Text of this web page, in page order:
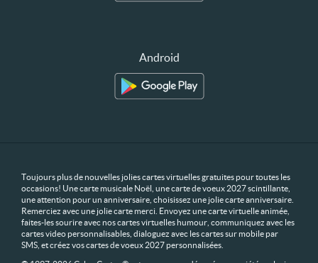
Android
Toujours plus de nouvelles jolies cartes virtuelles gratuites pour toutes les
occasions! Une carte musicale Noël, une carte de voeux 2027 scintillante,
une attention pour un anniversaire, choisissez une jolie carte anniversaire.
Remerciez avec une jolie carte merci. Envoyez une carte virtuelle animée,
faites-les sourire avec nos cartes virtuelles humour, communiquez avec les
cartes video personnalisables, dialoguez avec les cartes sur mobile par
SMS, et créez vos cartes de voeux 2027 personnalisées.